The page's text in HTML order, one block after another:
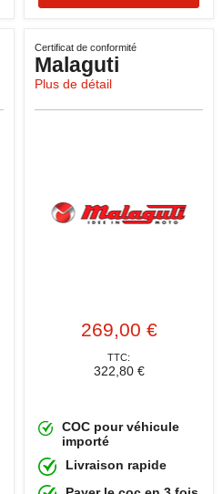
Certificat de conformité
Malaguti
Plus de détail
269,00 €
TTC:
322,80 €
COC pour véhicule
importé
Livraison rapide